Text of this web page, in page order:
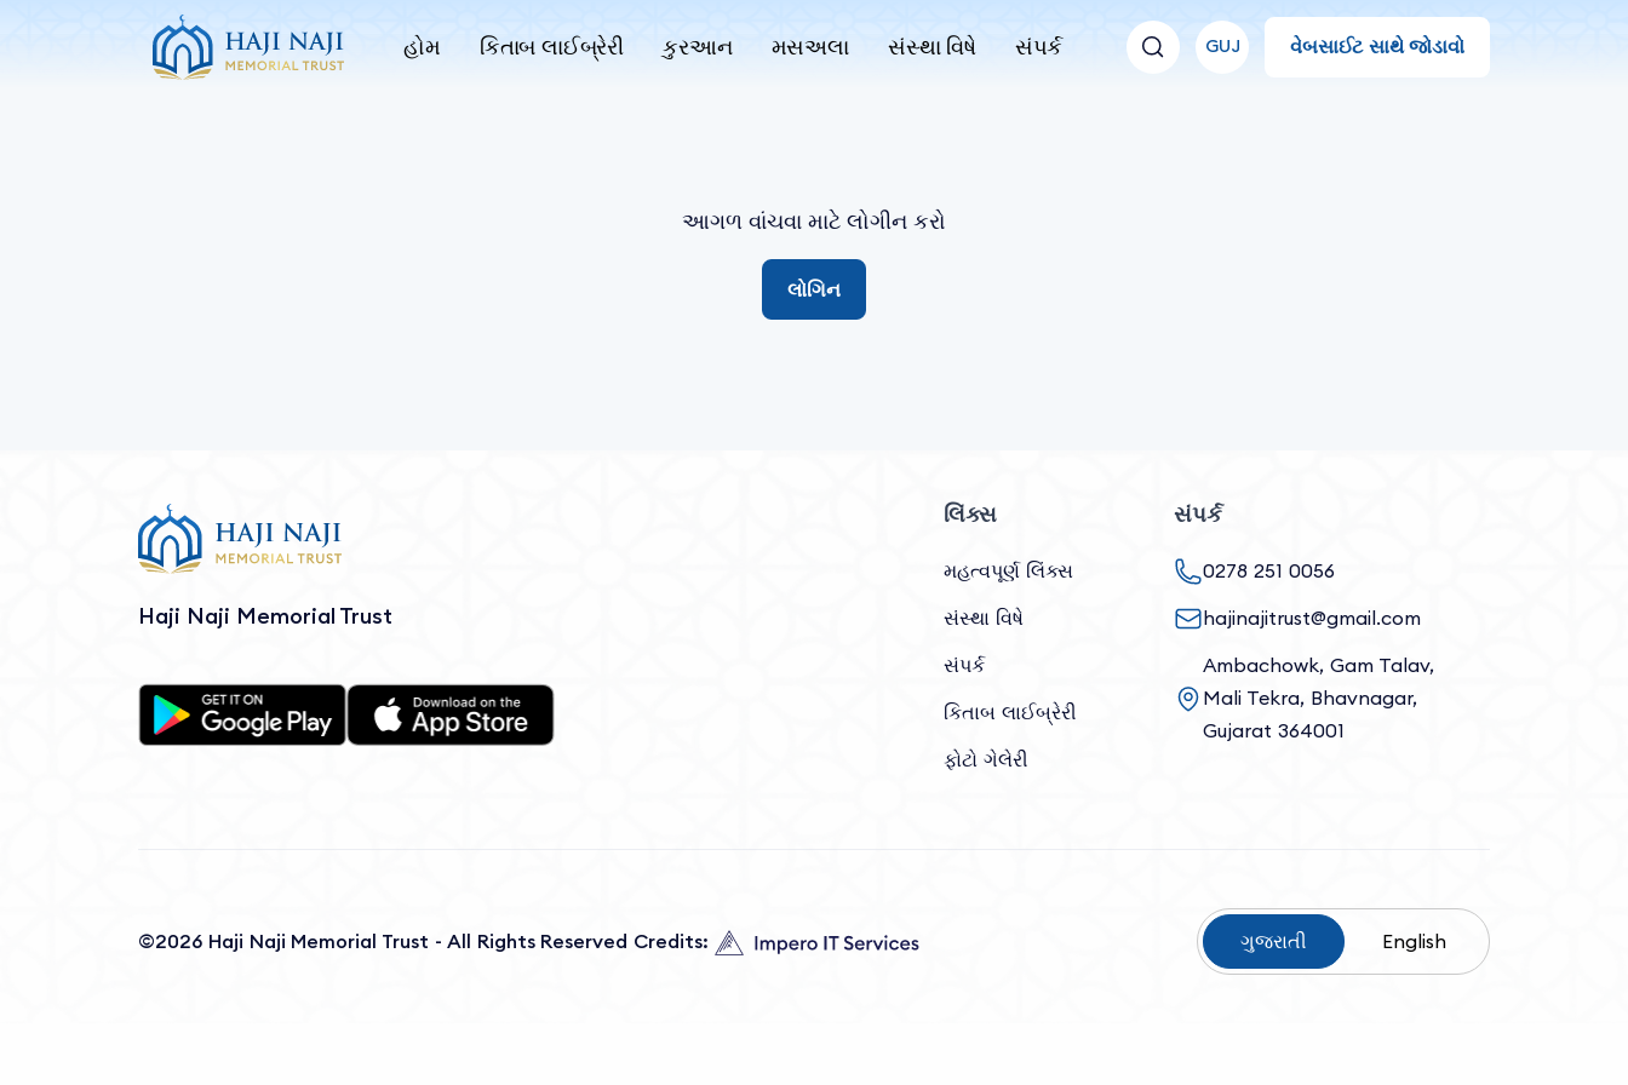
હોમ કિતાબ લાઈબ્રેરી કુરઆન મસઅલા સંસ્થા વિષે સંપર્ક GUJ વેબસાઈટ સાથે જોડાવો
આગળ વાંચવા માટે લોગીન કરો
લોગિન
Haji Naji Memorial Trust
લિંક્સ
મહત્વપૂર્ણ લિંક્સ
સંસ્થા વિષે
સંપર્ક
કિતાબ લાઈબ્રેરી
ફોટો ગેલેરી
સંપર્ક
0278 251 0056
hajinajitrust@gmail.com
Ambachowk, Gam Talav,
Mali Tekra, Bhavnagar,
Gujarat 364001
©2026 Haji Naji Memorial Trust - All Rights Reserved Credits: ગુજરાતી English